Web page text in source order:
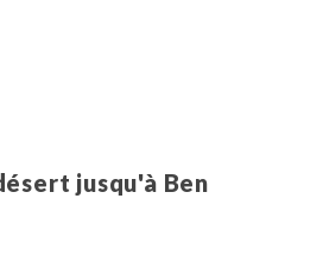
garantissant la conformité avec
une ville minière
jusqu'à Ben